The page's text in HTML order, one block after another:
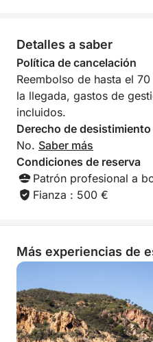
Detalles a saber
Política de cancelación
Reembolso de hasta el
la llegada, gastos de
incluidos.
Derecho de
No. Saber más
Condiciones de reserva
Patrón profesional a
Fianza : 500 €
Más experiencias de